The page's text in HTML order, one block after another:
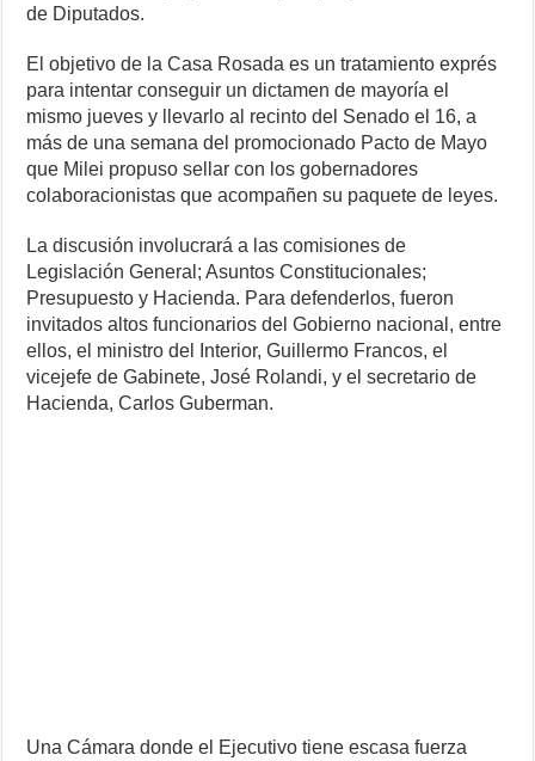
de Diputados.
El objetivo de la Casa Rosada es un tratamiento exprés
para intentar conseguir un dictamen de mayoría el
mismo jueves y llevarlo al recinto del Senado el 16, a
más de una semana del promocionado Pacto de Mayo
que Milei propuso sellar con los gobernadores
colaboracionistas que acompañen su paquete de leyes.
La discusión involucrará a las comisiones de
Legislación General; Asuntos Constitucionales;
Presupuesto y Hacienda. Para defenderlos, fueron
invitados altos funcionarios del Gobierno nacional, entre
ellos, el ministro del Interior, Guillermo Francos, el
vicejefe de Gabinete, José Rolandi, y el secretario de
Hacienda, Carlos Guberman.
Una Cámara donde el Ejecutivo tiene escasa fuerza